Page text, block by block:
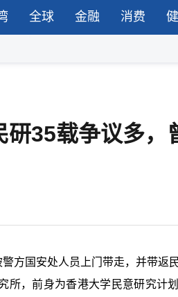
全球 金融 消费
研35载争议多，
方国安处人员上门带走，并带返
所，前身为香港大学民意研究计